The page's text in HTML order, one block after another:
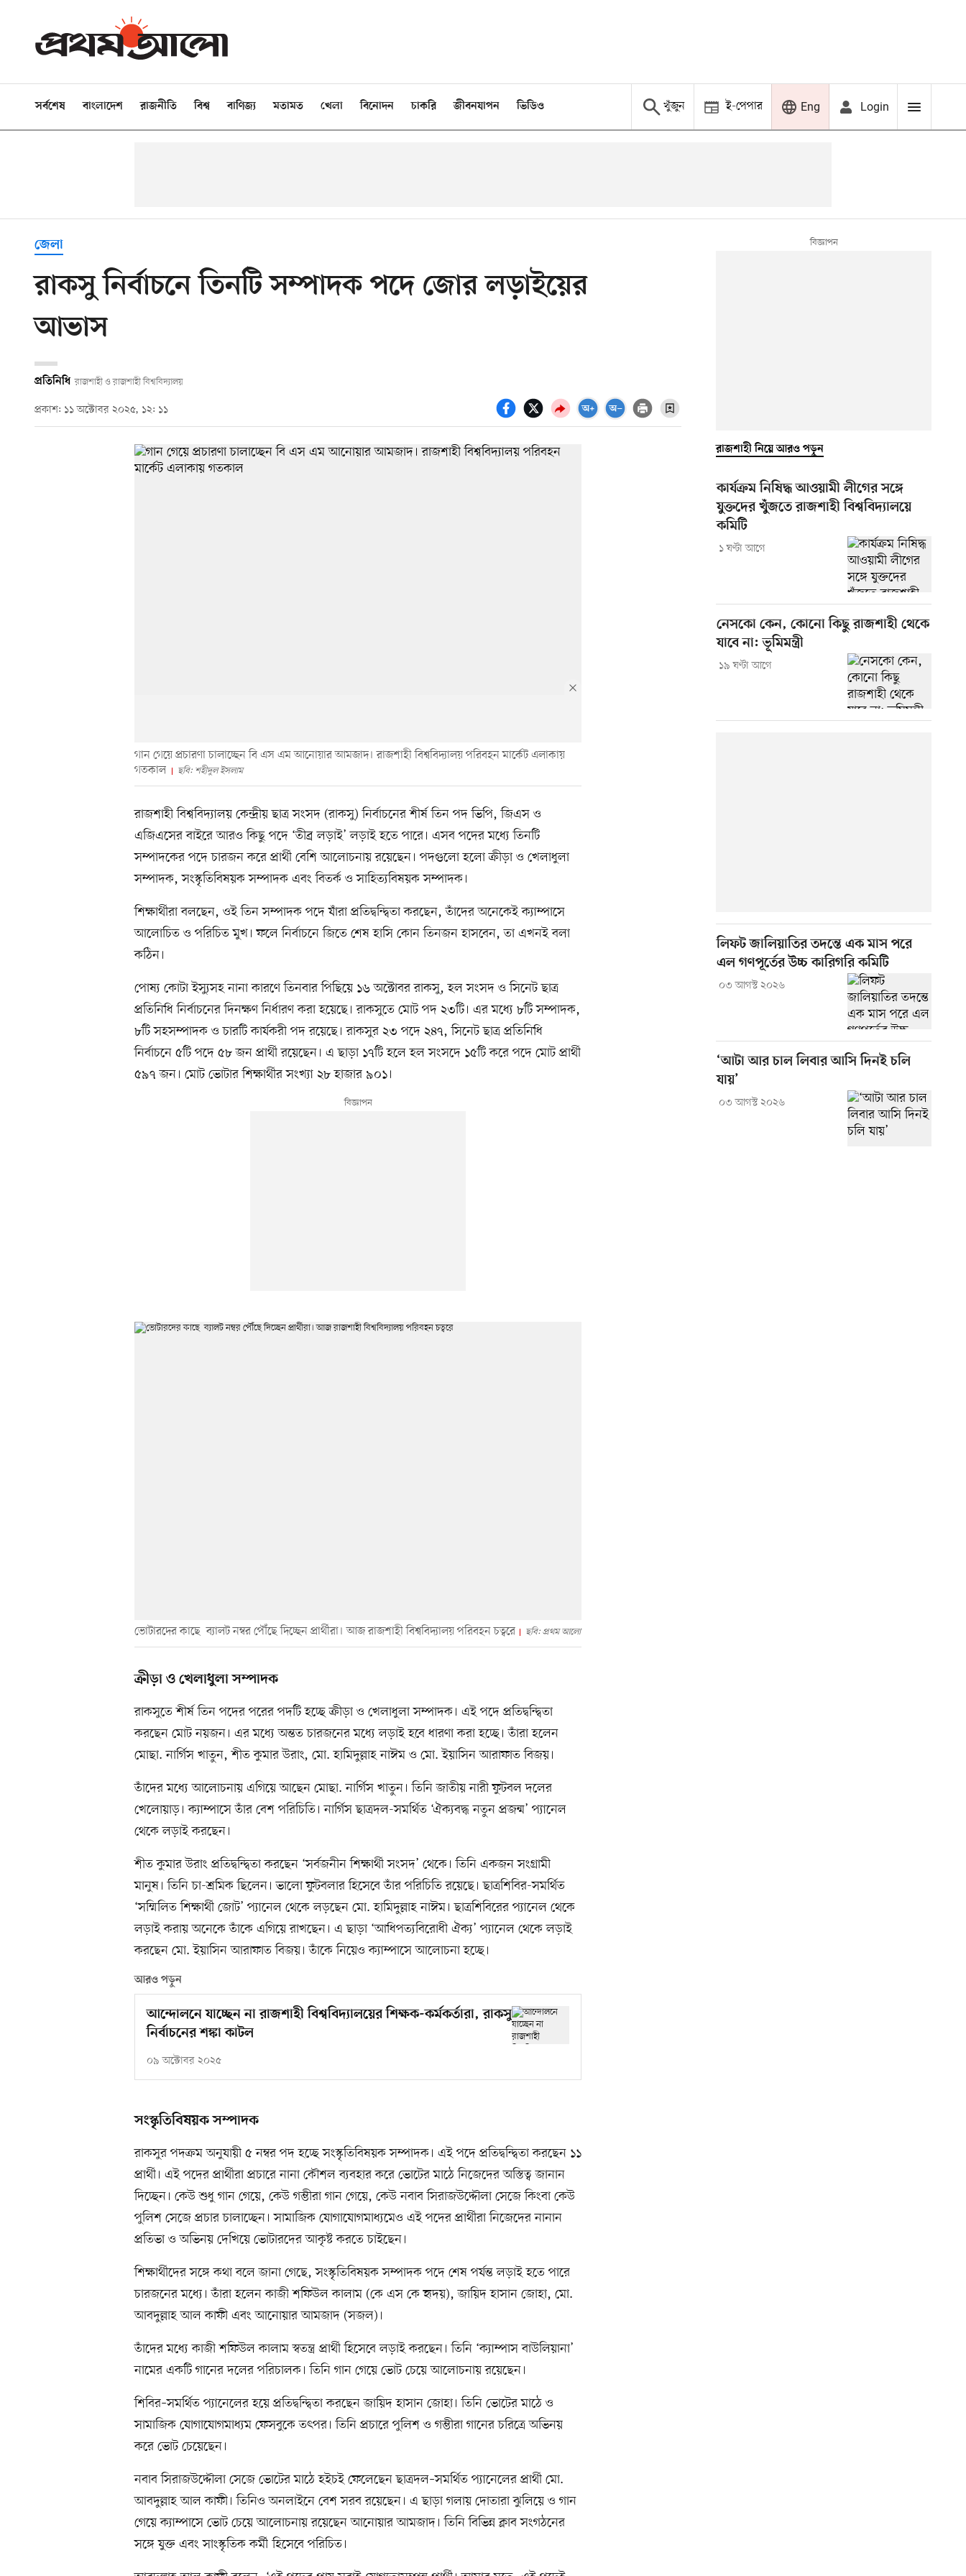
সর্বশেষ বাংলাদেশ রাজনীতি বিশ্ব বাণিজ্য মতামত খেলা বিনোদন চাকরি জীবনযাপন ভিডিও খুঁজুন ই-পেপার Eng Login
জেলা
রাকসু নির্বাচনে তিনটি সম্পাদক পদে জোর লড়াইয়ের
আভাস
প্রতিনিধি রাজশাহী ও রাজশাহী বিশ্ববিদ্যালয়
প্রকাশ: ১১ অক্টোবর ২০২৫, ১২: ১১
গান গেয়ে প্রচারণা চালাচ্ছেন বি এস এম আনোয়ার আমজাদ। রাজশাহী বিশ্ববিদ্যালয় পরিবহন মার্কেট এলাকায়
গতকাল
ছবি: শহীদুল ইসলাম
রাজশাহী বিশ্ববিদ্যালয় কেন্দ্রীয় ছাত্র সংসদ (রাকসু) নির্বাচনের শীর্ষ তিন পদ ভিপি, জিএস ও
এজিএসের বাইরে আরও কিছু পদে ‘তীব্র লড়াই’ লড়াই হতে পারে। এসব পদের মধ্যে তিনটি
সম্পাদকের পদে চারজন করে প্রার্থী বেশি আলোচনায় রয়েছেন। পদগুলো হলো ক্রীড়া ও খেলাধুলা
সম্পাদক, সংস্কৃতিবিষয়ক সম্পাদক এবং বিতর্ক ও সাহিত্যবিষয়ক সম্পাদক।
শিক্ষার্থীরা বলছেন, ওই তিন সম্পাদক পদে যাঁরা প্রতিদ্বন্দ্বিতা করছেন, তাঁদের অনেকেই ক্যাম্পাসে
আলোচিত ও পরিচিত মুখ। ফলে নির্বাচনে জিতে শেষ হাসি কোন তিনজন হাসবেন, তা এখনই বলা
কঠিন।
পোষ্য কোটা ইস্যুসহ নানা কারণে তিনবার পিছিয়ে ১৬ অক্টোবর রাকসু, হল সংসদ ও সিনেট ছাত্র
প্রতিনিধি নির্বাচনের দিনক্ষণ নির্ধারণ করা হয়েছে। রাকসুতে মোট পদ ২৩টি। এর মধ্যে ৮টি সম্পাদক,
৮টি সহসম্পাদক ও চারটি কার্যকরী পদ রয়েছে। রাকসুর ২৩ পদে ২৪৭, সিনেট ছাত্র প্রতিনিধি
নির্বাচনে ৫টি পদে ৫৮ জন প্রার্থী রয়েছেন। এ ছাড়া ১৭টি হলে হল সংসদে ১৫টি করে পদে মোট প্রার্থী
৫৯৭ জন। মোট ভোটার শিক্ষার্থীর সংখ্যা ২৮ হাজার ৯০১।
ভোটারদের কাছে ব্যালট নম্বর পৌঁছে দিচ্ছেন প্রার্থীরা। আজ রাজশাহী বিশ্ববিদ্যালয় পরিবহন চত্বরে ছবি: প্রথম আলো
ক্রীড়া ও খেলাধুলা সম্পাদক
রাকসুতে শীর্ষ তিন পদের পরের পদটি হচ্ছে ক্রীড়া ও খেলাধুলা সম্পাদক। এই পদে প্রতিদ্বন্দ্বিতা
করছেন মোট নয়জন। এর মধ্যে অন্তত চারজনের মধ্যে লড়াই হবে ধারণা করা হচ্ছে। তাঁরা হলেন
মোছা. নার্গিস খাতুন, শীত কুমার উরাং, মো. হামিদুল্লাহ নাঈম ও মো. ইয়াসিন আরাফাত বিজয়।
তাঁদের মধ্যে আলোচনায় এগিয়ে আছেন মোছা. নার্গিস খাতুন। তিনি জাতীয় নারী ফুটবল দলের
খেলোয়াড়। ক্যাম্পাসে তাঁর বেশ পরিচিতি। নার্গিস ছাত্রদল-সমর্থিত ‘ঐক্যবদ্ধ নতুন প্রজন্ম’ প্যানেল
থেকে লড়াই করছেন।
শীত কুমার উরাং প্রতিদ্বন্দ্বিতা করছেন ‘সর্বজনীন শিক্ষার্থী সংসদ’ থেকে। তিনি একজন সংগ্রামী
মানুষ। তিনি চা-শ্রমিক ছিলেন। ভালো ফুটবলার হিসেবে তাঁর পরিচিতি রয়েছে। ছাত্রশিবির-সমর্থিত
‘সম্মিলিত শিক্ষার্থী জোট’ প্যানেল থেকে লড়ছেন মো. হামিদুল্লাহ নাঈম। ছাত্রশিবিরের প্যানেল থেকে
লড়াই করায় অনেকে তাঁকে এগিয়ে রাখছেন। এ ছাড়া ‘আধিপত্যবিরোধী ঐক্য’ প্যানেল থেকে লড়াই
করছেন মো. ইয়াসিন আরাফাত বিজয়। তাঁকে নিয়েও ক্যাম্পাসে আলোচনা হচ্ছে।
আরও পড়ুন
আন্দোলনে যাচ্ছেন না রাজশাহী বিশ্ববিদ্যালয়ের শিক্ষক-কর্মকর্তারা, রাকসু
নির্বাচনের শঙ্কা কাটল
০৯ অক্টোবর ২০২৫
সংস্কৃতিবিষয়ক সম্পাদক
রাকসুর পদক্রম অনুযায়ী ৫ নম্বর পদ হচ্ছে সংস্কৃতিবিষয়ক সম্পাদক। এই পদে প্রতিদ্বন্দ্বিতা করছেন ১১
প্রার্থী। এই পদের প্রার্থীরা প্রচারে নানা কৌশল ব্যবহার করে ভোটের মাঠে নিজেদের অস্তিত্ব জানান
দিচ্ছেন। কেউ শুধু গান গেয়ে, কেউ গম্ভীরা গান গেয়ে, কেউ নবাব সিরাজউদ্দৌলা সেজে কিংবা কেউ
পুলিশ সেজে প্রচার চালাচ্ছেন। সামাজিক যোগাযোগমাধ্যমেও এই পদের প্রার্থীরা নিজেদের নানান
প্রতিভা ও অভিনয় দেখিয়ে ভোটারদের আকৃষ্ট করতে চাইছেন।
শিক্ষার্থীদের সঙ্গে কথা বলে জানা গেছে, সংস্কৃতিবিষয়ক সম্পাদক পদে শেষ পর্যন্ত লড়াই হতে পারে
চারজনের মধ্যে। তাঁরা হলেন কাজী শফিউল কালাম (কে এস কে হৃদয়), জায়িদ হাসান জোহা, মো.
আবদুল্লাহ আল কাফী এবং আনোয়ার আমজাদ (সজল)।
তাঁদের মধ্যে কাজী শফিউল কালাম স্বতন্ত্র প্রার্থী হিসেবে লড়াই করছেন। তিনি ‘ক্যাম্পাস বাউলিয়ানা’
নামের একটি গানের দলের পরিচালক। তিনি গান গেয়ে ভোট চেয়ে আলোচনায় রয়েছেন।
শিবির–সমর্থিত প্যানেলের হয়ে প্রতিদ্বন্দ্বিতা করছেন জায়িদ হাসান জোহা। তিনি ভোটের মাঠে ও
সামাজিক যোগাযোগমাধ্যম ফেসবুকে তৎপর। তিনি প্রচারে পুলিশ ও গম্ভীরা গানের চরিত্রে অভিনয়
করে ভোট চেয়েছেন।
নবাব সিরাজউদ্দৌলা সেজে ভোটের মাঠে হইচই ফেলেছেন ছাত্রদল–সমর্থিত প্যানেলের প্রার্থী মো.
আবদুল্লাহ আল কাফী। তিনিও অনলাইনে বেশ সরব রয়েছেন। এ ছাড়া গলায় দোতারা ঝুলিয়ে ও গান
গেয়ে ক্যাম্পাসে ভোট চেয়ে আলোচনায় রয়েছেন আনোয়ার আমজাদ। তিনি বিভিন্ন ক্লাব সংগঠনের
সঙ্গে যুক্ত এবং সাংস্কৃতিক কর্মী হিসেবে পরিচিত।
রাজশাহী নিয়ে আরও পড়ুন
কার্যক্রম নিষিদ্ধ আওয়ামী লীগের সঙ্গে
যুক্তদের খুঁজতে রাজশাহী বিশ্ববিদ্যালয়ে
কমিটি
১ ঘণ্টা আগে
নেসকো কেন, কোনো কিছু রাজশাহী থেকে
যাবে না: ভূমিমন্ত্রী
১৯ ঘণ্টা আগে
লিফট জালিয়াতির তদন্তে এক মাস পরে
এল গণপূর্তের উচ্চ কারিগরি কমিটি
০৩ আগস্ট ২০২৬
‘আটা আর চাল লিবার আসি দিনই চলি
যায়’
০৩ আগস্ট ২০২৬